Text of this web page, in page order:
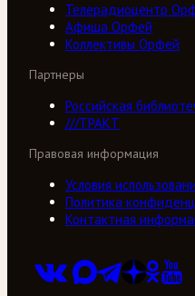
Телерадиоцентр
Афиша Орфей
Коллективы Орфей
Партнеры
Российская
///ТРАКТ
Правовая информация
Условия
Политика
Контактная